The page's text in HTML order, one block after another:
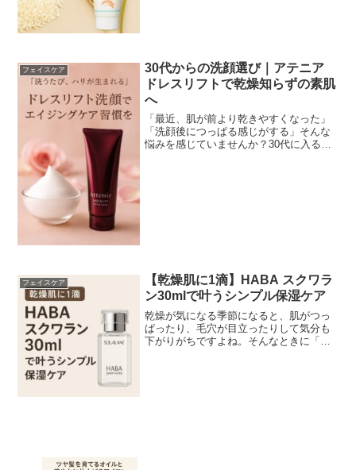
フェイスケア
30代からの洗顔選び｜アテニア
ドレスリフトで乾燥知らずの素肌
へ
「最近、肌が前より乾きやすくなった」
「洗顔後につっぱる感じがする」そんな
悩みを感じていませんか？30代に入る
フェイスケア
【乾燥肌に1滴】HABA スクワラ
ン30mlで叶うシンプル保湿ケア
乾燥が気になる季節になると、肌がつっ
ぱったり、毛穴が目立ったりして気分も
下がりがちですよね。そんなときに「シ